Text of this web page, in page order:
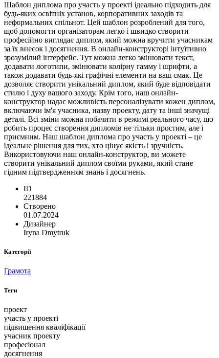
Шаблон диплома про участь у проекті ідеально підходить для
будь-яких освітніх установ, корпоративних заходів та
неформальних спільнот. Цей шаблон розроблений для того,
щоб допомогти організаторам легко і швидко створити
професійно виглядає диплом, який можна вручити учасникам
за їх внесок і досягнення. В онлайн-конструкторі інтуїтивно
зрозумілий інтерфейс. Тут можна легко змінювати текст,
додавати логотипи, змінювати колірну гамму і шрифти, а
також додавати будь-які графічні елементи на ваш смак. Це
дозволяє створити унікальний диплом, який буде відповідати
стилю і духу вашого заходу. Крім того, наш онлайн-
конструктор надає можливість персоналізувати кожен диплом,
включаючи ім'я учасника, назву проекту, дату та інші значущі
деталі. Всі зміни можна побачити в режимі реального часу, що
робить процес створення дипломів не тільки простим, але і
приємним. Наш шаблон диплома про участь у проекті – це
ідеальне рішення для тих, хто цінує якість і зручність.
Використовуючи наш онлайн-конструктор, ви можете
створити унікальний диплом своїми руками, який стане
гідним підтвердженням знань і досягнень.
ID
221884
Створено
01.07.2024
Дизайнер
Iryna Dmytruk
Категорії
Грамота
Теги
проект
участь у проекті
підвищення кваліфікації
учасник проекту
професіонал
досягнення